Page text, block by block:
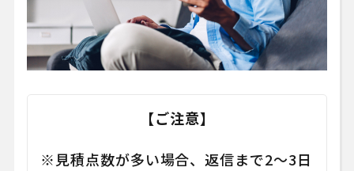
【ご注意】
※見積点数が多い場合、返信まで2～3日